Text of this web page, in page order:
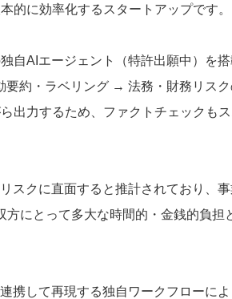
的に効率化するスタートアップです。
自AIエージェント（特許出願中）を
要約・ラベリング → 法務・財務リス
出力するため、ファクトチェックも
スクに直面すると推計されており、
にとって多大な時間的・金銭的負担
携して再現する独自ワークフローに